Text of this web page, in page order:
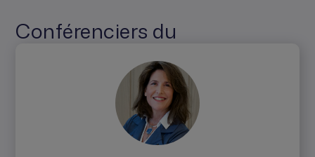
Conférenciers du